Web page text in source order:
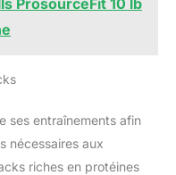
ses entraînements afin
nécessaires aux
riches en protéines